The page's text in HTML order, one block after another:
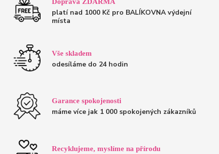
platí nad 1000 Kč pro BALÍKOVNA výdejní
místa
Vše skladem
odesíláme do 24 hodin
Garance spokojenosti
máme více jak 1 000 spokojených zákazníků
Recyklujeme, myslíme na přírodu